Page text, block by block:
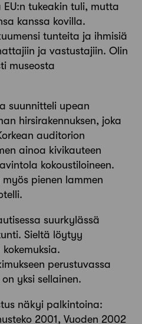
EU:n tukeakin tuli, mutta
kanssa kovilla.
tunteita ja ihmisiä
ja vastustajiin. Olin
museosta
suunnitteli upean
hirsirakennuksen, joka
auditorion
ainoa kivikauteen
kokoustiloineen.
myös pienen lammen
suurkylässä
Sieltä löytyy
perustuvassa
yksi sellainen.
näkyi palkintoina:
2001, Vuoden 2002